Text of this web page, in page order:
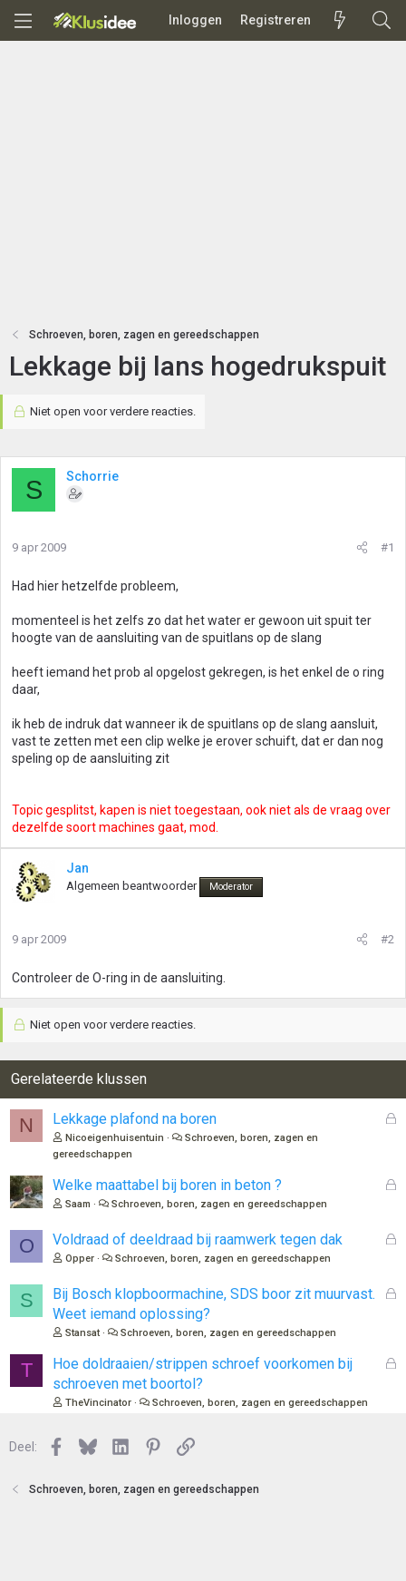
Inloggen Registreren
Schroeven, boren, zagen en gereedschappen
Lekkage bij lans hogedrukspuit
Niet open voor verdere reacties.
S Schorrie
9 apr 2009 #1
Had hier hetzelfde probleem,
momenteel is het zelfs zo dat het water er gewoon uit spuit ter
hoogte van de aansluiting van de spuitlans op de slang
heeft iemand het prob al opgelost gekregen, is het enkel de o ring
daar,
ik heb de indruk dat wanneer ik de spuitlans op de slang aansluit,
vast te zetten met een clip welke je erover schuift, dat er dan nog
speling op de aansluiting zit
Topic gesplitst, kapen is niet toegestaan, ook niet als de vraag over
dezelfde soort machines gaat, mod.
Jan
Algemeen beantwoorder Moderator
9 apr 2009 #2
Controleer de O-ring in de aansluiting.
Niet open voor verdere reacties.
Gerelateerde klussen
N
G
o
n
Lekkage plafond na boren
Nicoeigenhuisentuin
Schroeven, boren, zagen en
gereedschappen
G
n
Welke maattabel bij boren in beton ?
Saam Schroeven, boren, zagen en gereedschappen
O
G
Voldraad of deeldraad bij raamwerk tegen dak
Opper Schroeven, boren, zagen en gereedschappen
S
G
o
Bij Bosch klopboormachine, SDS boor zit muurvast.
Weet iemand oplossing?
Stansat Schroeven, boren, zagen en gereedschappen
T
G
Hoe doldraaien/strippen schroef voorkomen bij
schroeven met boortol?
TheVincinator Schroeven, boren, zagen en gereedschappen
Deel: Facebook
BlueskyLinkedInPinterest
Link
Schroeven, boren, zagen en gereedschappen